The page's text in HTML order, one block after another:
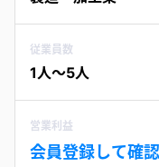
従業員数
1人〜5人
営業利益
会員登録して確